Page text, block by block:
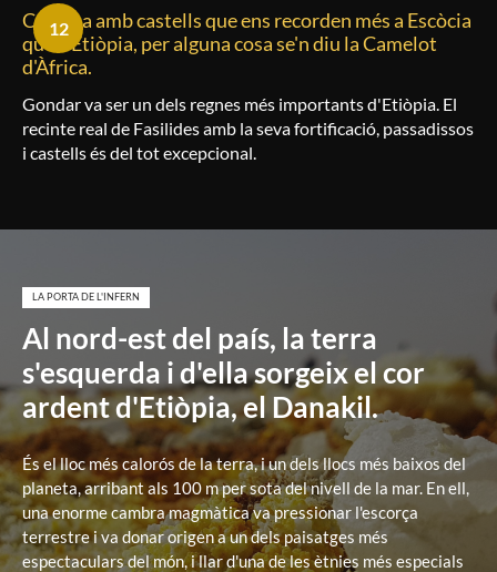
Compta amb castells que ens recorden més a Escòcia
que a Etiòpia, per alguna cosa se'n diu la Camelot
d'Àfrica.
12
Gondar va ser un dels regnes més importants d'Etiòpia. El
recinte real de Fasilides amb la seva fortificació, passadissos
i castells és del tot excepcional.
LA PORTA DE L'INFERN
Al nord-est del país, la terra
s'esquerda i d'ella sorgeix el cor
ardent d'Etiòpia, el Danakil.
És el lloc més calorós de la terra, i un dels llocs més baixos del
planeta, arribant als 100 m per sota del nivell de la mar. En ell,
una enorme cambra magmàtica va pressionar l'escorça
terrestre i va donar origen a un dels paisatges més
espectaculars del món, i llar d'una de les ètnies més especials